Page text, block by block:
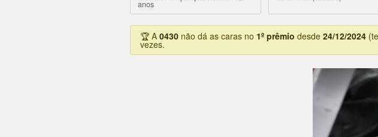
anos
🏆 A 0430 não dá as caras no 1º prêmio desde 24/12/2024
vezes.